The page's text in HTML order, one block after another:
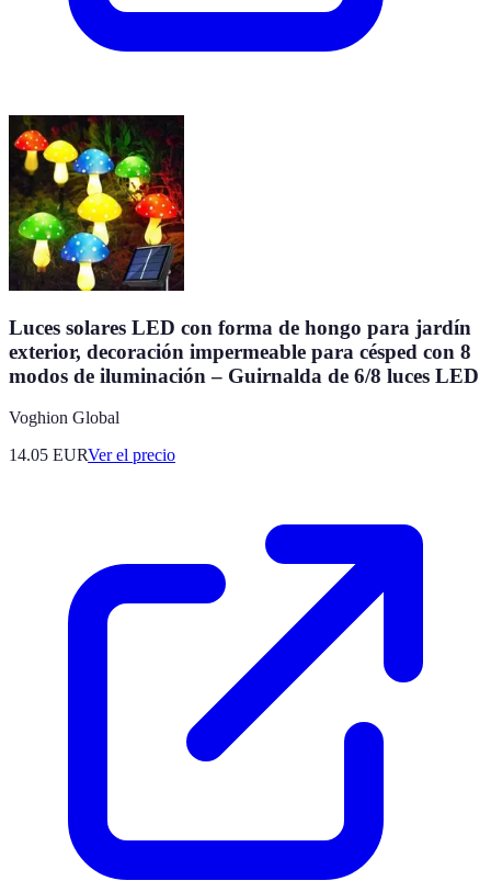
Luces solares LED con forma de hongo para jardín
exterior, decoración impermeable para césped con 8
modos de iluminación – Guirnalda de 6/8 luces LED
Voghion Global
14.05 EURVer el precio